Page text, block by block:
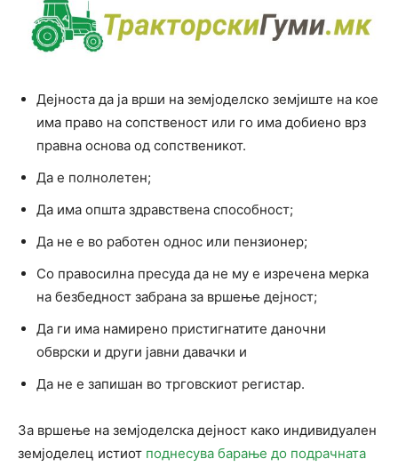
Дејноста да ја врши на земјоделско земјиште на кое
има право на сопственост или го има добиено врз
правна основа од сопственикот.
Да е полнолетен;
Да има општа здравствена способност;
Да не е во работен однос или пензионер;
Со правосилна пресуда да не му е изречена мерка
на безбедност забрана за вршење дејност;
Да ги има намирено пристигнатите даночни
обврски и други јавни давачки и
Да не е запишан во трговскиот регистар.
За вршење на земјоделска дејност како индивидуален
земјоделец истиот поднесува барање до подрачната